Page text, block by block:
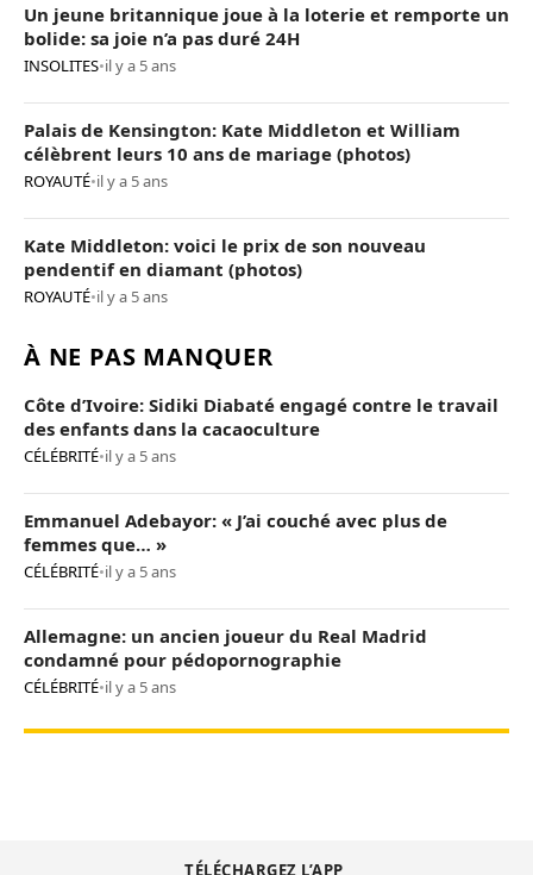
Un jeune britannique joue à la loterie et remporte un
bolide: sa joie n’a pas duré 24H
INSOLITES•il y a 5 ans
Palais de Kensington: Kate Middleton et William
célèbrent leurs 10 ans de mariage (photos)
ROYAUTÉ•il y a 5 ans
Kate Middleton: voici le prix de son nouveau
pendentif en diamant (photos)
ROYAUTÉ•il y a 5 ans
À NE PAS MANQUER
Côte d’Ivoire: Sidiki Diabaté engagé contre le travail
des enfants dans la cacaoculture
CÉLÉBRITÉ•il y a 5 ans
Emmanuel Adebayor: « J’ai couché avec plus de
femmes que… »
CÉLÉBRITÉ•il y a 5 ans
Allemagne: un ancien joueur du Real Madrid
condamné pour pédopornographie
CÉLÉBRITÉ•il y a 5 ans
TÉLÉCHARGEZ L’APP